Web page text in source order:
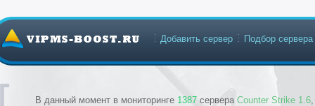
В данный момент в мониторинге 1387 сервера Counter Strike 1.6
Добавить сервер Подбор сервера